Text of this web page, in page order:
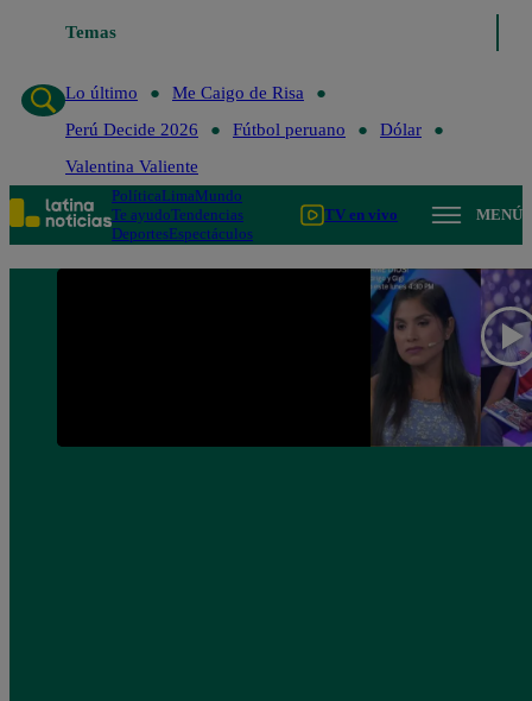
Temas
Lo último
Me Caigo de Risa
Perú Decide 2026
Fútbol peruano
Dólar
Valentina Valiente
PolíticaLimaMundo
Te ayudoTendencias
DeportesEspectáculos
TV en vivo MENÚ